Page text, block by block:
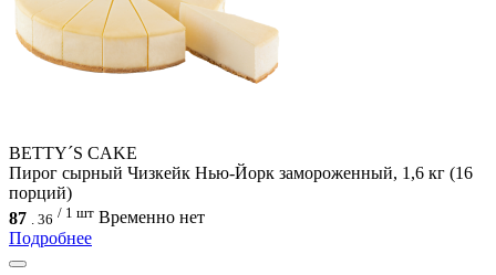
BETTY´S CAKE
Пирог сырный Чизкейк Нью-Йорк замороженный, 1,6 кг (16
порций)
87
36 / 1 шт Временно нет
Подробнее